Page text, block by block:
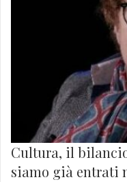
Cultura, il
siamo già entrati